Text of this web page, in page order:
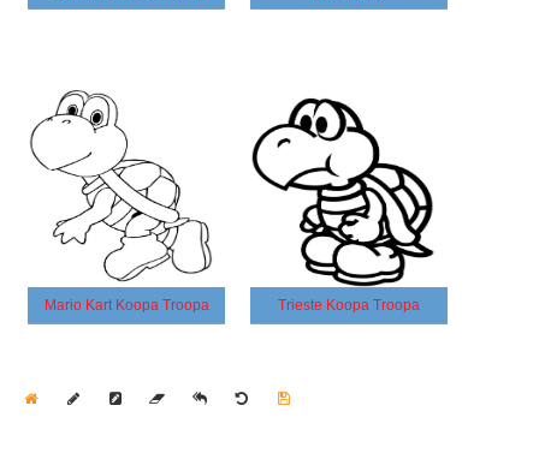
Mario Kart Koopa Troopa Trieste Koopa Troopa